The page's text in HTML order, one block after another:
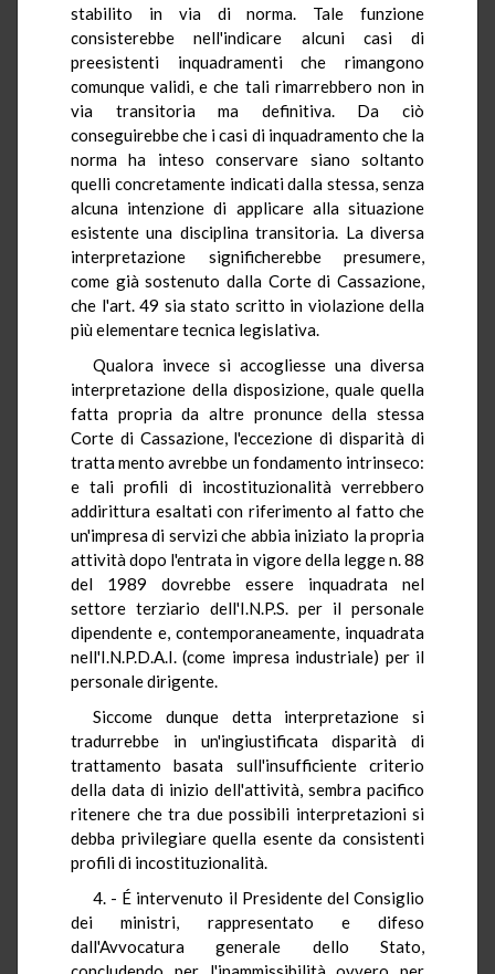
stabilito in via di norma. Tale funzione
consisterebbe nell'indicare alcuni casi di
preesistenti inquadramenti che rimangono
comunque validi, e che tali rimarrebbero non in
via transitoria ma definitiva. Da ciò
conseguirebbe che i casi di inquadramento che la
norma ha inteso conservare siano soltanto
quelli concretamente indicati dalla stessa, senza
alcuna intenzione di applicare alla situazione
esistente una disciplina transitoria. La diversa
interpretazione significherebbe presumere,
come già sostenuto dalla Corte di Cassazione,
che l'art. 49 sia stato scritto in violazione della
più elementare tecnica legislativa.
Qualora invece si accogliesse una diversa
interpretazione della disposizione, quale quella
fatta propria da altre pronunce della stessa
Corte di Cassazione, l'eccezione di disparità di
tratta mento avrebbe un fondamento intrinseco:
e tali profili di incostituzionalità verrebbero
addirittura esaltati con riferimento al fatto che
un'impresa di servizi che abbia iniziato la propria
attività dopo l'entrata in vigore della legge n. 88
del 1989 dovrebbe essere inquadrata nel
settore terziario dell'I.N.P.S. per il personale
dipendente e, contemporaneamente, inquadrata
nell'I.N.P.D.A.I. (come impresa industriale) per il
personale dirigente.
Siccome dunque detta interpretazione si
tradurrebbe in un'ingiustificata disparità di
trattamento basata sull'insufficiente criterio
della data di inizio dell'attività, sembra pacifico
ritenere che tra due possibili interpretazioni si
debba privilegiare quella esente da consistenti
profili di incostituzionalità.
4. - É intervenuto il Presidente del Consiglio
dei ministri, rappresentato e difeso
dall'Avvocatura generale dello Stato,